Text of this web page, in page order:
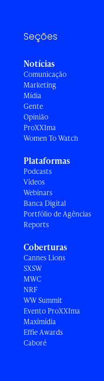
Seções
Notícias
Comunicação
Marketing
Mídia
Gente
Opinião
ProXXIma
Women To Watch
Plataformas
Podcasts
Vídeos
Webinars
Banca Digital
Portfólio de Agências
Reports
Coberturas
Cannes Lions
SXSW
MWC
NRF
WW Summit
Evento ProXXIma
Maximídia
Effie Awards
Caboré